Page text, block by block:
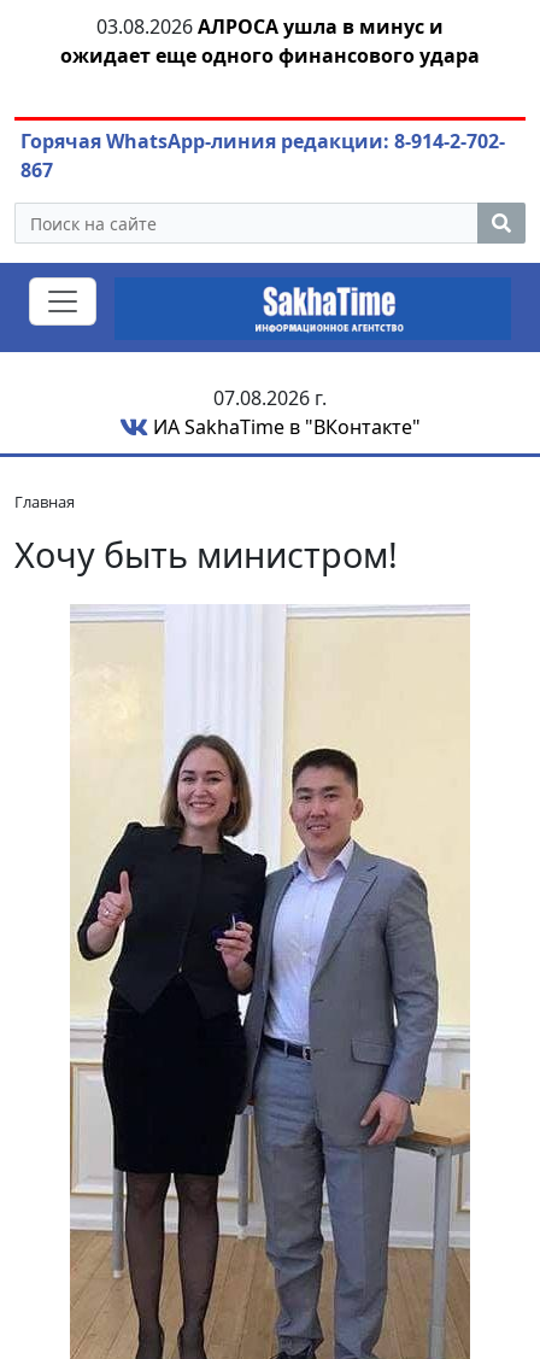
ушла в минус и
финансового удара
04.08.2026 Маринычев
или
Горячая WhatsApp-линия редакции: 8-914-2-702-
867
07.08.2026 г.
ИА SakhaTime в "ВКонтакте"
Главная
Хочу быть министром!